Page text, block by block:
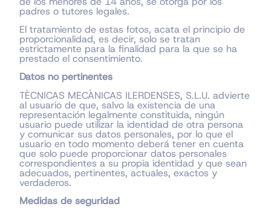
padres o tutores legales.
El tratamiento de estas fotos, acata el principio de
proporcionalidad, es decir, solo se tratan
estrictamente para la finalidad para la que se ha
prestado el consentimiento.
Datos no pertinentes
TÈCNICAS MECÀNICAS ILERDENSES, S.L.U. advierte
al usuario de que, salvo la existencia de una
representación legalmente constituida, ningún
usuario puede utilizar la identidad de otra persona
y comunicar sus datos personales, por lo que el
usuario en todo momento deberá tener en cuenta
que solo puede proporcionar datos personales
correspondientes a su propia identidad y que sean
adecuados, pertinentes, actuales, exactos y
verdaderos.
Medidas de seguridad